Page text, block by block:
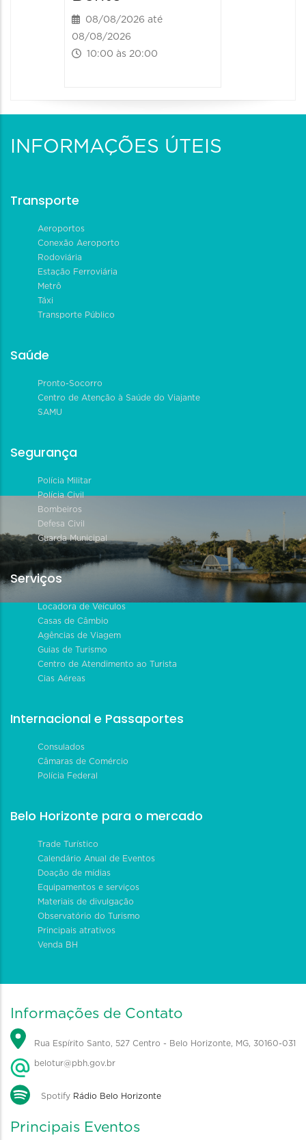
08/08/2026 até
08/08/2026
10:00 às 20:00
INFORMAÇÕES ÚTEIS
Transporte
Aeroportos
Conexão Aeroporto
Rodoviária
Estação Ferroviária
Metrô
Táxi
Transporte Público
Saúde
Pronto-Socorro
Centro de Atenção à Saúde do Viajante
SAMU
Segurança
Polícia Militar
Polícia Civil
Bombeiros
Defesa Civil
Guarda Municipal
Serviços
Locadora de Veículos
Casas de Câmbio
Agências de Viagem
Guias de Turismo
Centro de Atendimento ao Turista
Cias Aéreas
Internacional e Passaportes
Consulados
Câmaras de Comércio
Polícia Federal
Belo Horizonte para o mercado
Trade Turístico
Calendário Anual de Eventos
Doação de mídias
Equipamentos e serviços
Materiais de divulgação
Observatório do Turismo
Principais atrativos
Venda BH
Informações de Contato
Rua Espírito Santo, 527 Centro - Belo Horizonte, MG, 30160-031
belotur@pbh.gov.br
Spotify Rádio Belo Horizonte
Principais Eventos